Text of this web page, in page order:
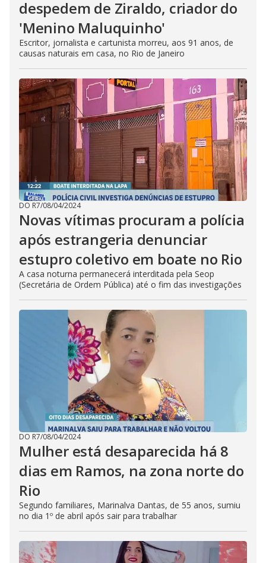
despedem de Ziraldo, criador do
'Menino Maluquinho'
Escritor, jornalista e cartunista morreu, aos 91 anos, de
causas naturais em casa, no Rio de Janeiro
DO R7/08/04/2024
Novas vítimas procuram a polícia
após estrangeria denunciar
estupro coletivo em boate no Rio
A casa noturna permanecerá interditada pela Seop
(Secretária de Ordem Pública) até o fim das investigações
DO R7/08/04/2024
Mulher está desaparecida há 8
dias em Ramos, na zona norte do
Rio
Segundo familiares, Marinalva Dantas, de 55 anos, sumiu
no dia 1º de abril após sair para trabalhar